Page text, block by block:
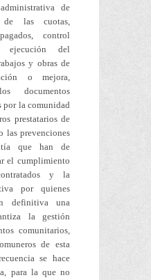
de
las cuotas,
control
del
y obras de
o mejora,
documentos
por la comunidad
prestatarios de
las prevenciones
que han de
el cumplimiento
y la
por quienes
definitiva una
la gestión
comunitarios,
de esta
se hace
para la que no